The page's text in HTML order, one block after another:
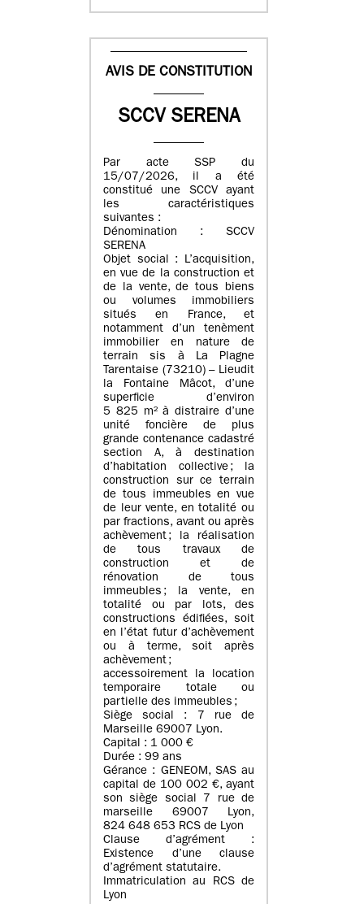
AVIS DE CONSTITUTION
SCCV SERENA
Par acte SSP du
15/07/2026, il a été
constitué une SCCV ayant
les caractéristiques
suivantes :
Dénomination : SCCV
SERENA
Objet social : L’acquisition,
en vue de la construction et
de la vente, de tous biens
ou volumes immobiliers
situés en France, et
notamment d’un tenèment
immobilier en nature de
terrain sis à La Plagne
Tarentaise (73210) – Lieudit
la Fontaine Mâcot, d’une
superficie d’environ
5 825 m² à distraire d’une
unité foncière de plus
grande contenance cadastré
section A, à destination
d’habitation collective ; la
construction sur ce terrain
de tous immeubles en vue
de leur vente, en totalité ou
par fractions, avant ou après
achèvement ; la réalisation
de tous travaux de
construction et de
rénovation de tous
immeubles ; la vente, en
totalité ou par lots, des
constructions édifiées, soit
en l’état futur d’achèvement
ou à terme, soit après
achèvement ;
accessoirement la location
temporaire totale ou
partielle des immeubles ;
Siège social : 7 rue de
Marseille 69007 Lyon.
Capital : 1 000 €
Durée : 99 ans
Gérance : GENEOM, SAS au
capital de 100 002 €, ayant
son siège social 7 rue de
marseille 69007 Lyon,
824 648 653 RCS de Lyon
Clause d’agrément :
Existence d’une clause
d’agrément statutaire.
Immatriculation au RCS de
Lyon